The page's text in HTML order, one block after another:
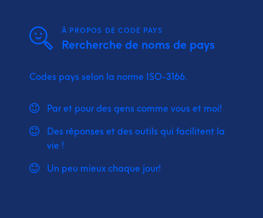
À PROPOS DE CODE PAYS
Rercherche de noms de pays
Codes pays selon la norme ISO-3166.
Par et pour des gens comme vous et moi!
Des réponses et des outils qui facilitent la
vie !
Un peu mieux chaque jour!